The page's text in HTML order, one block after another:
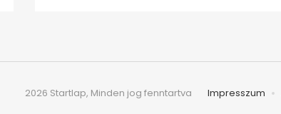
Impresszum
2026 Startlap, Minden jog fenntartva